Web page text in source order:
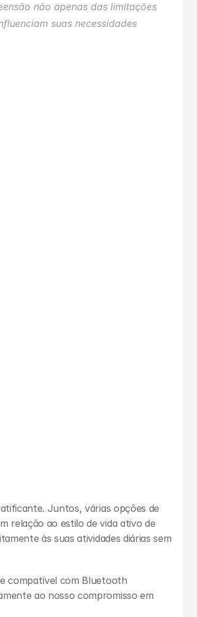
não apenas das limitações
suas necessidades
Juntos, várias opções de
relação ao estilo de vida ativo de
às suas atividades diárias sem
compatível com Bluetooth
ao nosso compromisso em